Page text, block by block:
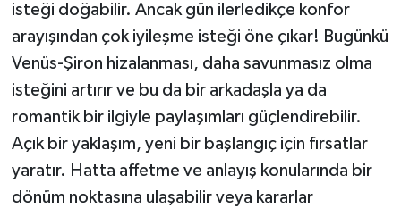
isteği doğabilir. Ancak gün ilerledikçe konfor
arayışından çok iyileşme isteği öne çıkar! Bugünkü
Venüs-Şiron hizalanması, daha savunmasız olma
isteğini artırır ve bu da bir arkadaşla ya da
romantik bir ilgiyle paylaşımları güçlendirebilir.
Açık bir yaklaşım, yeni bir başlangıç için fırsatlar
yaratır. Hatta affetme ve anlayış konularında bir
dönüm noktasına ulaşabilir veya kararlar